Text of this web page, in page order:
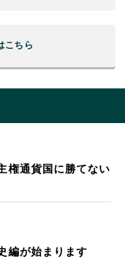
こちら
権通貨国に勝てない
編が始まります